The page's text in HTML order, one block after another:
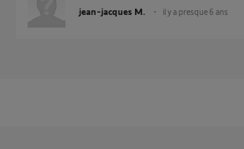
jean-jacques M. il y a presque 6 ans